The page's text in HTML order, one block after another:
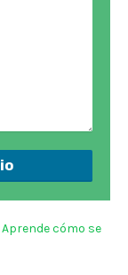
Aprende cómo se